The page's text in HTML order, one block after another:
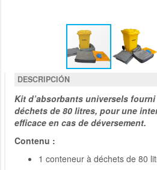
DESCRIPCIÓN
Kit d’absorbants universels
déchets de 80 litres, pour une
efficace en cas de déversement.
Contenu :
1 conteneur à déchets de 80